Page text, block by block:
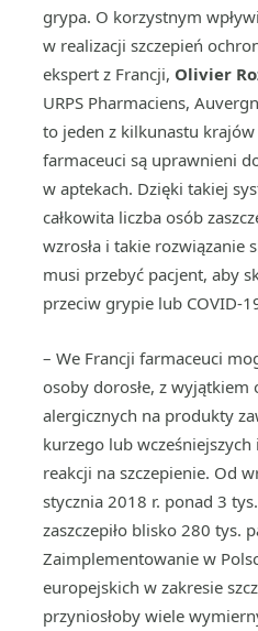
grypa. O korzystnym
w realizacji szczepień
ekspert z Francji, Olivier
URPS Pharmaciens,
to jeden z kilkunastu
farmaceuci są uprawnieni
w aptekach. Dzięki takiej
całkowita liczba osób
wzrosła i takie rozwiązanie
musi przebyć pacjent, aby
przeciw grypie lub COVID-
– We Francji farmaceuci
osoby dorosłe, z
alergicznych na produkty
kurzego lub
reakcji na szczepienie. Od
stycznia 2018 r. ponad 3
zaszczepiło blisko 280 tys.
Zaimplementowanie w
europejskich w zakresie
przyniosłoby wiele